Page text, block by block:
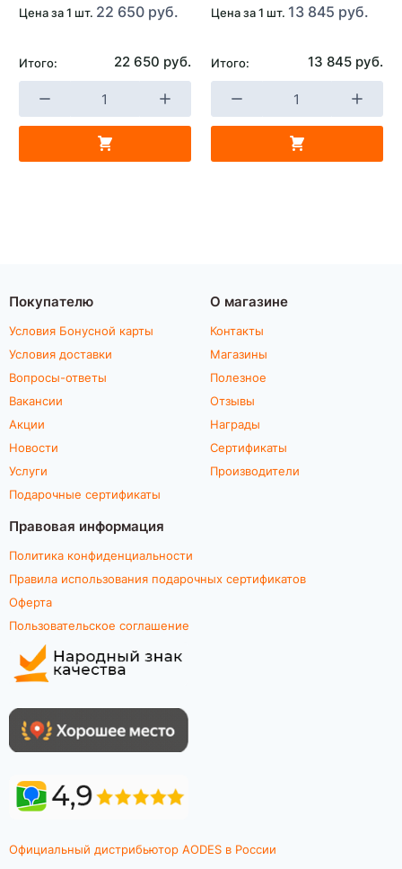
Цена за 1 шт. 22 650 руб.
Итого: 22 650 руб.
Цена за 1 шт. 13 845 руб.
Итого: 13 845 руб.
Покупателю
Условия Бонусной карты
Условия доставки
Вопросы-ответы
Вакансии
Акции
Новости
Услуги
Подарочные сертификаты
О магазине
Контакты
Магазины
Полезное
Отзывы
Награды
Сертификаты
Производители
Правовая информация
Политика конфиденциальности
Правила использования подарочных сертификатов
Оферта
Пользовательское соглашение
Официальный дистрибьютор AODES в России